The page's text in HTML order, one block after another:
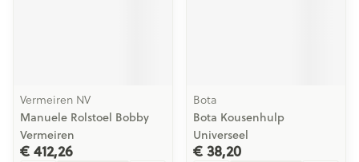
Vermeiren NV
Manuele Rolstoel Bobby
Vermeiren
€ 412,26
Bota
Bota Kousenhulp
Universeel
€ 38,20